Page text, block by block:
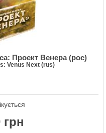
Проект Венера (рос)
Venus Next (rus)
грн